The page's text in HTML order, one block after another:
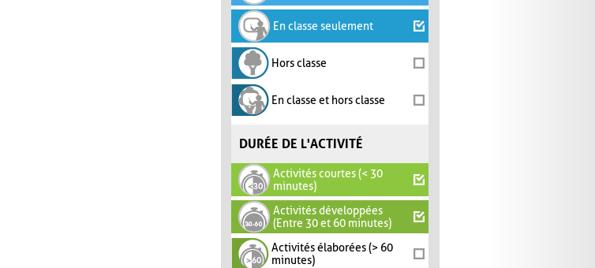
En classe seulement
Hors classe
En classe et hors classe
DURÉE DE L'ACTIVITÉ
Activités courtes (< 30
minutes)
Activités développées
(Entre 30 et 60 minutes)
Activités élaborées (> 60
minutes)